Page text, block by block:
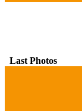
Last Photos